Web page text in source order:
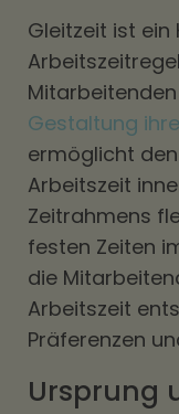
Gleitzeit ist
Gestaltung
ermöglicht
Arbeitszeit
Zeitrahmens
festen Zeiten
die
Arbeitszeit
Präferenzen
Ursprung